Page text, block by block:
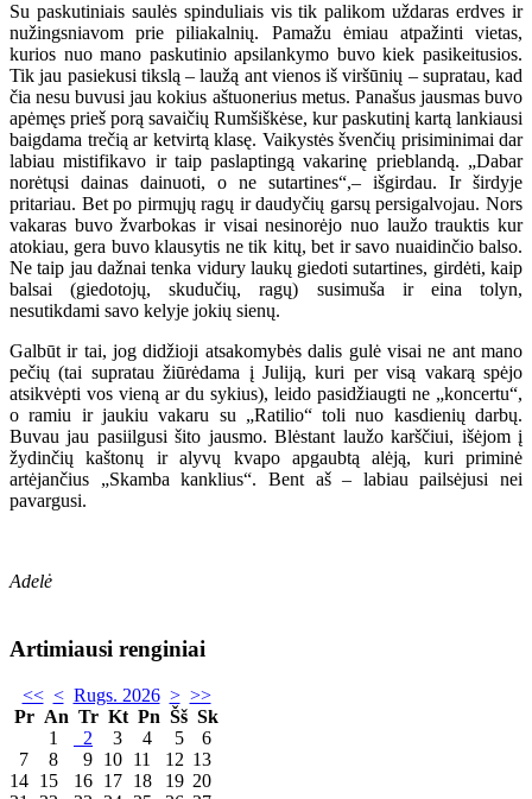
Su paskutiniais saulės spinduliais vis tik palikom uždaras erdves ir
nužingsniavom prie piliakalnių. Pamažu ėmiau atpažinti vietas,
kurios nuo mano paskutinio apsilankymo buvo kiek pasikeitusios.
Tik jau pasiekusi tikslą – laužą ant vienos iš viršūnių – supratau, kad
čia nesu buvusi jau kokius aštuonerius metus. Panašus jausmas buvo
apėmęs prieš porą savaičių Rumšiškėse, kur paskutinį kartą lankiausi
baigdama trečią ar ketvirtą klasę. Vaikystės švenčių prisiminimai dar
labiau mistifikavo ir taip paslaptingą vakarinę prieblandą. „Dabar
norėtųsi dainas dainuoti, o ne sutartines“,– išgirdau. Ir širdyje
pritariau. Bet po pirmųjų ragų ir daudyčių garsų persigalvojau. Nors
vakaras buvo žvarbokas ir visai nesinorėjo nuo laužo trauktis kur
atokiau, gera buvo klausytis ne tik kitų, bet ir savo nuaidinčio balso.
Ne taip jau dažnai tenka vidury laukų giedoti sutartines, girdėti, kaip
balsai (giedotojų, skudučių, ragų) susimuša ir eina tolyn,
nesutikdami savo kelyje jokių sienų.
Galbūt ir tai, jog didžioji atsakomybės dalis gulė visai ne ant mano
pečių (tai supratau žiūrėdama į Juliją, kuri per visą vakarą spėjo
atsikvėpti vos vieną ar du sykius), leido pasidžiaugti ne „koncertu“,
o ramiu ir jaukiu vakaru su „Ratilio“ toli nuo kasdienių darbų.
Buvau jau pasiilgusi šito jausmo. Blėstant laužo karščiui, išėjom į
žydinčių kaštonų ir alyvų kvapo apgaubtą alėją, kuri priminė
artėjančius „Skamba kanklius“. Bent aš – labiau pailsėjusi nei
pavargusi.
Adelė
Artimiausi renginiai
<< < Rugs. 2026 > >>
Pr An Tr Kt Pn Šš Sk
1
2 3 4 5
6
7
8 9 10 11 12 13
14 15 16 17 18 19 20